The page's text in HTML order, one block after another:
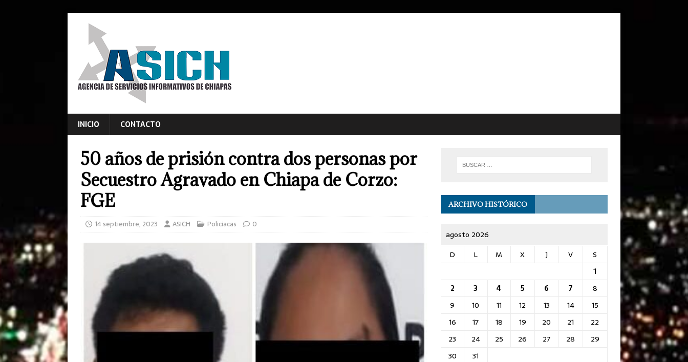
INICIO CONTACTO
50 años de prisión contra dos personas por
Secuestro Agravado en Chiapa de Corzo:
FGE
14 septiembre, 2023 ASICH Policiacas 0
ARCHIVO HISTÓRICO
agosto 2026
D
L M X J V
S
1
2
3 4 5 6 7
8
9
10 11 12 13 14
15
16
17 18 19 20 21
22
23
24 25 26 27 28
29
30
31